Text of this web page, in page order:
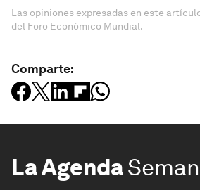
Las opiniones expresadas en este
del Foro Económico Mundial.
Comparte:
La Agenda